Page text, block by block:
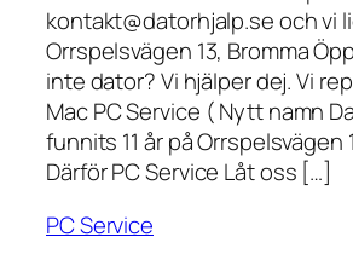
kontakt@datorhjalp.se och vi
Orrspelsvägen 13, Bromma
inte dator? Vi hjälper dej. Vi
Mac PC Service ( Nytt namn
funnits 11 år på Orrspelsvägen
Därför PC Service Låt oss […]
PC Service